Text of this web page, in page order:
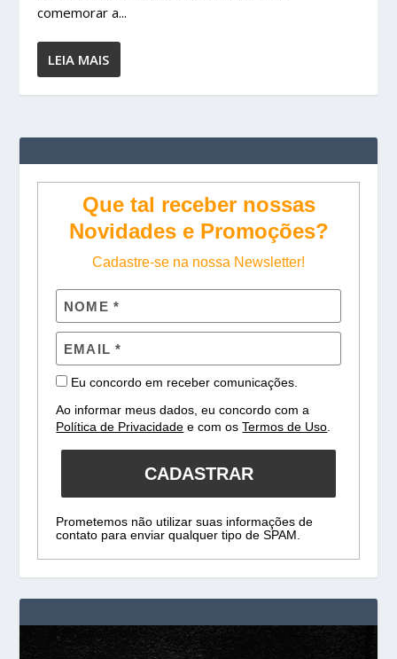
comemorar a...
LEIA MAIS
Que tal receber nossas
Novidades e Promoções?
Cadastre-se na nossa Newsletter!
Eu concordo em receber comunicações.
Ao informar meus dados, eu concordo com a
Política de Privacidade e com osTermos de Uso
CADASTRAR
Prometemos não utilizar suas informações de
contato para enviar qualquer tipo de SPAM.